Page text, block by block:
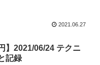
2021.06.27
】2021/06/24 テクニ
記録